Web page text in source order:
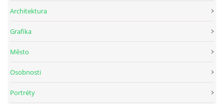
Architektura
Grafika
Město
Osobnosti
Portréty